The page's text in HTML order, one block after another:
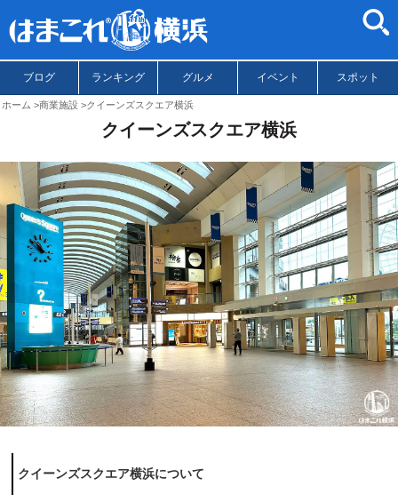
ブログ ランキング グルメ イベント スポット
ホーム 商業施設 クイーンズスクエア横浜
クイーンズスクエア横浜
クイーンズスクエア横浜について